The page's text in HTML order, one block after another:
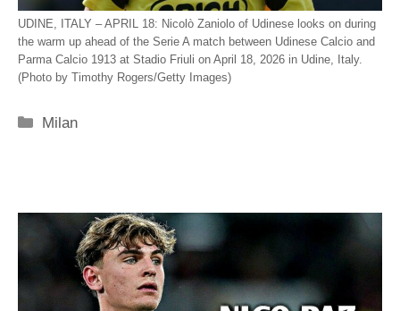
UDINE, ITALY – APRIL 18: Nicolò Zaniolo of Udinese looks on during
the warm up ahead of the Serie A match between Udinese Calcio and
Parma Calcio 1913 at Stadio Friuli on April 18, 2026 in Udine, Italy.
(Photo by Timothy Rogers/Getty Images)
Categorie
Milan